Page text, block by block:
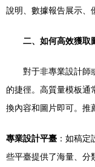
說明、數據報告展示、
二、如何高效獲取
對于非專業設計師
的捷徑。高質量模板通
換內容和圖片即可。推
專業設計平臺 ：如稿
些平臺提供了海量、分